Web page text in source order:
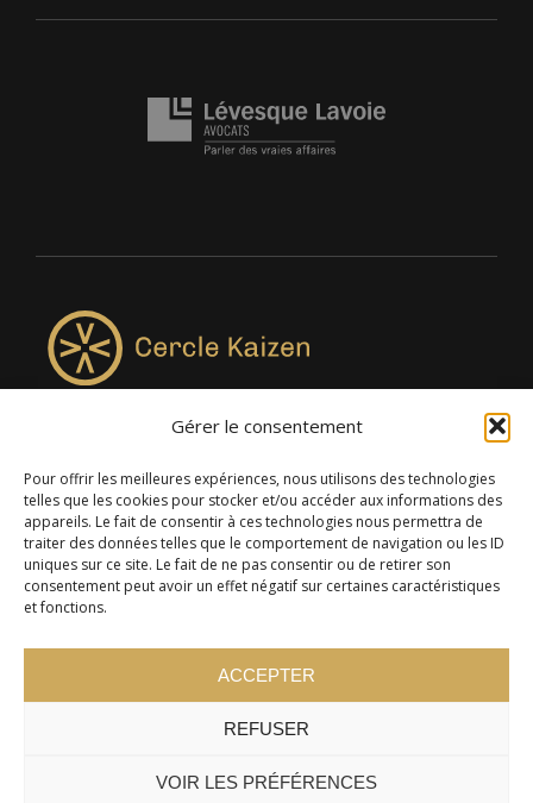
Gérer le consentement
Pour offrir les meilleures expériences, nous utilisons des technologies
telles que les cookies pour stocker et/ou accéder aux informations des
appareils. Le fait de consentir à ces technologies nous permettra de
traiter des données telles que le comportement de navigation ou les ID
uniques sur ce site. Le fait de ne pas consentir ou de retirer son
consentement peut avoir un effet négatif sur certaines caractéristiques
et fonctions.
ACCEPTER
REFUSER
VOIR LES PRÉFÉRENCES
4957, rue Lionel-Groulx, bureau 819, Saint-Augustin-de-
Desmaures QC G3A 0M7
© 2024 Cercle Kaizen. Tous droits réservés -